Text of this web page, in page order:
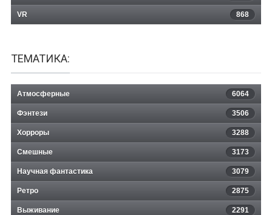
VR 868
ТЕМАТИКА:
Атмосферные 6064
Фэнтези 3506
Хорроры 3288
Смешные 3173
Научная фантастика 3079
Ретро 2875
Выживание 2291